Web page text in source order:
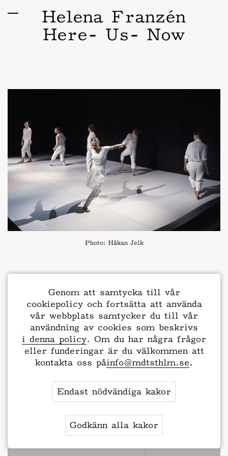
Helena Franzén
Here- Us- Now
Photo: Håkan Jelk
To 17.10.2024, 20:00-
21:00, MDT
Fr 18.10.2024, 20:00-
18:30, MDT
Biljetter
Genom att samtycka till vår
cookiepolicy och fortsätta att använda
vår webbplats samtycker du till vår
användning av cookies som beskrivs
i denna policy. Om du har några frågor
eller funderingar är du välkommen att
kontakta oss påinfo@mdtsthlm.se.
Endast nödvändiga kakor
Godkänn alla kakor